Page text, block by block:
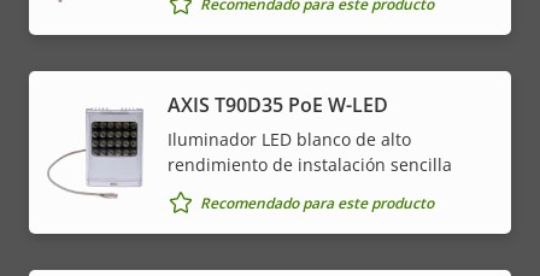
AXIS T90D35 PoE W-LED
Iluminador LED blanco de alto
rendimiento de instalación sencilla
Recomendado para este producto